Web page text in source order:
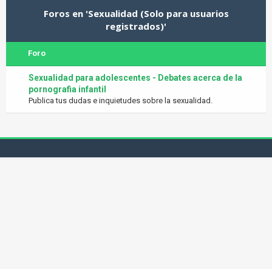
Foros en 'Sexualidad (Solo para usuarios
registrados)'
Foro
Sexualidad para adolescentes - Debates acerca de la
pornografia infantil
Publica tus dudas e inquietudes sobre la sexualidad.